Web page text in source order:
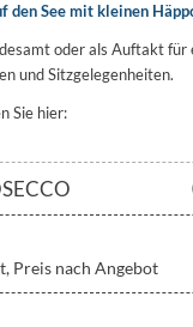
See mit kleinen
oder als Auftakt für
und Sitzgelegenheiten.
Sie hier:
Preis nach Angebot